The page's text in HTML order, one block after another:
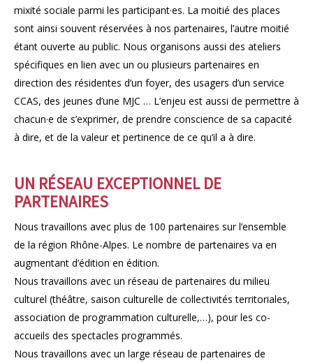
mixité sociale parmi les participant·es. La moitié des places
sont ainsi souvent réservées à nos partenaires, l’autre moitié
étant ouverte au public. Nous organisons aussi des ateliers
spécifiques en lien avec un ou plusieurs partenaires en
direction des résidentes d’un foyer, des usagers d’un service
CCAS, des jeunes d’une MJC … L’enjeu est aussi de permettre à
chacun·e de s’exprimer, de prendre conscience de sa capacité
à dire, et de la valeur et pertinence de ce qu’il a à dire.
UN RÉSEAU EXCEPTIONNEL DE
PARTENAIRES
Nous travaillons avec plus de 100 partenaires sur l’ensemble
de la région Rhône-Alpes. Le nombre de partenaires va en
augmentant d’édition en édition.
Nous travaillons avec un réseau de partenaires du milieu
culturel (théâtre, saison culturelle de collectivités territoriales,
association de programmation culturelle,…), pour les co-
accueils des spectacles programmés.
Nous travaillons avec un large réseau de partenaires de